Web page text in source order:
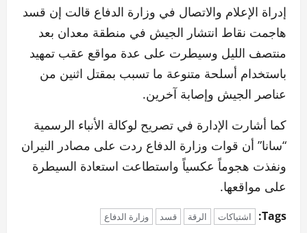
إدراة الإعلام والاتصال في وزارة الدفاع قالت إن قسد
هاجمت نقاط انتشار الجيش في منطقة معدان بعد
منتصف الليل وسيطرت على عدة مواقع عقب تمهيد
باستخدام أسلحة متنوعة ما تسبب بمقتل اثنين من
عناصر الجيش وإصابة آخرين.
كما أشارت الإدارة في تصريح لوكالة الأنباء الرسمية
“سانا” أن قوات وزارة الدفاع ردت على مصادر النيران
ونفذت هجوماً عكسياً واستطاعت استعادة السيطرة
على مواقعها.
Tags: اشتباكات الرقة قسد وزارة الدفاع